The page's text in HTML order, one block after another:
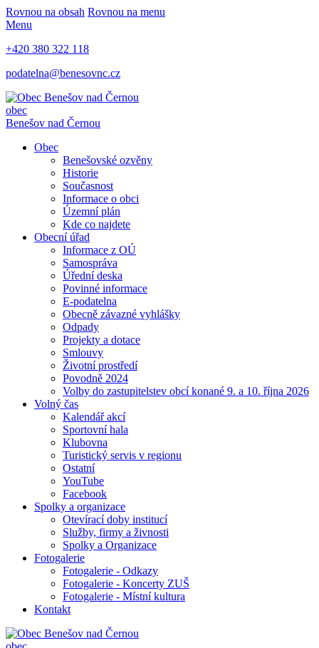
Rovnou na obsah Rovnou na menu
Menu
+420 380 322 118
podatelna@benesovnc.cz
obec
Benešov nad Černou
Obec
Benešovské ozvěny
Historie
Současnost
Informace o obci
Územní plán
Kde co najdete
Obecní úřad
Informace z OÚ
Samospráva
Úřední deska
Povinné informace
E-podatelna
Obecně závazné vyhlášky
Odpady
Projekty a dotace
Smlouvy
Životní prostředí
Povodně 2024
Volby do zastupitelstev obcí konané 9. a 10. října 2026
Volný čas
Kalendář akcí
Sportovní hala
Klubovna
Turistický servis v regionu
Ostatní
YouTube
Facebook
Spolky a organizace
Otevírací doby institucí
Služby, firmy a živnosti
Spolky a Organizace
Fotogalerie
Fotogalerie - Odkazy
Fotogalerie - Koncerty ZUŠ
Fotogalerie - Místní kultura
Kontakt